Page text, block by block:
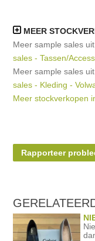
MEER
Meer sample sales
sales - Tassen/
Meer sample sales
sales - Kleding -
Meer stockverkopen
Rapporteer